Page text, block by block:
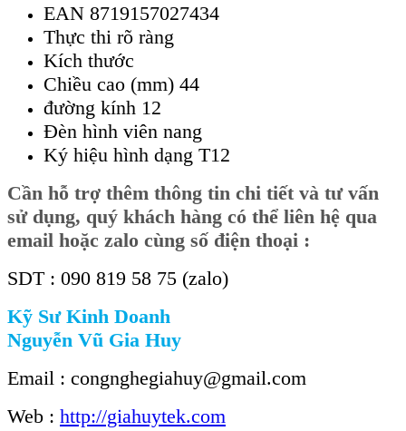
EAN 8719157027434
Thực thi rõ ràng
Kích thước
Chiều cao (mm) 44
đường kính 12
Đèn hình viên nang
Ký hiệu hình dạng T12
Cần hỗ trợ thêm thông tin chi tiết và tư vấn
sử dụng, quý khách hàng có thể liên hệ qua
email hoặc zalo cùng số điện thoại :
SDT : 090 819 58 75 (zalo)
Kỹ Sư Kinh Doanh
Nguyễn Vũ Gia Huy
Email : congnghegiahuy@gmail.com
Web : http://giahuytek.com